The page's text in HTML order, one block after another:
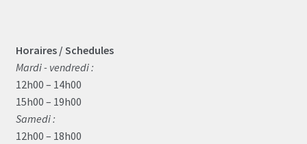
Horaires / Schedules
Mardi - vendredi :
12h00 – 14h00
15h00 – 19h00
Samedi :
12h00 – 18h00